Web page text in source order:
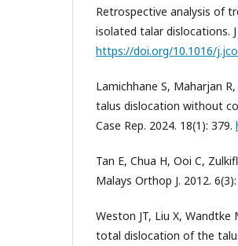
Retrospective analysis of
isolated talar dislocations.
https://doi.org/10.1016/
Lamichhane S, Maharjan
talus dislocation without
Case Rep. 2024. 18(1): 379.
Tan E, Chua H, Ooi C,
Malays Orthop J. 2012.
Weston JT, Liu X, Wandtke
total dislocation of the